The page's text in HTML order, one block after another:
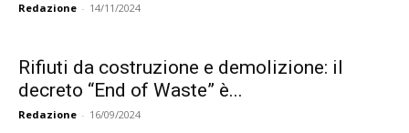
Redazione - 14/11/2024
Rifiuti da costruzione e demolizione: il
decreto “End of Waste” è...
Redazione - 16/09/2024